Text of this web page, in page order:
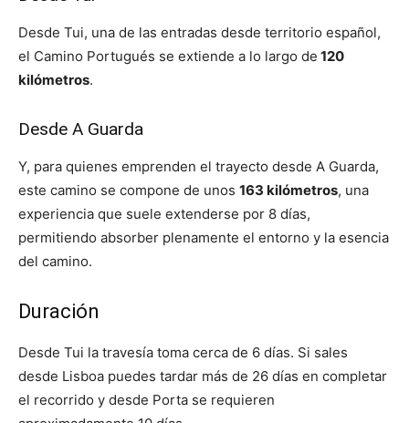
Desde Tui, una de las entradas desde territorio español,
el Camino Portugués se extiende a lo largo de 120
kilómetros.
Desde A Guarda
Y, para quienes emprenden el trayecto desde A Guarda,
este camino se compone de unos 163 kilómetros, una
experiencia que suele extenderse por 8 días,
permitiendo absorber plenamente el entorno y la esencia
del camino.
Duración
Desde Tui la travesía toma cerca de 6 días. Si sales
desde Lisboa puedes tardar más de 26 días en completar
el recorrido y desde Porta se requieren